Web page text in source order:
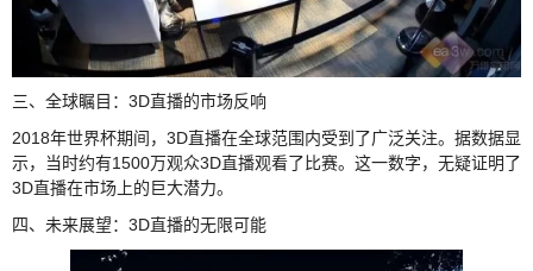
三、全球瞩目：3D直播的市场反响
2018年世界杯期间，3D直播在全球范围内受到了广泛关注。据数据显
示，当时约有1500万观众3D直播观看了比赛。这一数字，无疑证明了
3D直播在市场上的巨大潜力。
四、未来展望：3D直播的无限可能